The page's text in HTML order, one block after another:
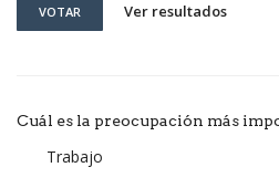
VOTAR Ver resultados
Cuál es la preocupación más
Trabajo